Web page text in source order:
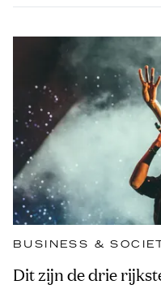
BUSINESS &
Dit zijn de drie